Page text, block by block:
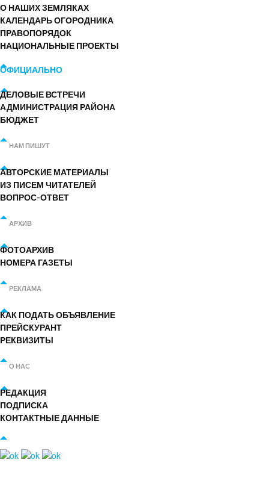
О НАШИХ ЗЕМЛЯКАХ
КАЛЕНДАРЬ ОГОРОДНИКА
ПРАВОПОРЯДОК
НАЦИОНАЛЬНЫЕ ПРОЕКТЫ
ОФИЦИАЛЬНО
ДЕЛОВЫЕ ВСТРЕЧИ
АДМИНИСТРАЦИЯ РАЙОНА
БЮДЖЕТ
НАМ ПИШУТ
АВТОРСКИЕ МАТЕРИАЛЫ
ИЗ ПИСЕМ ЧИТАТЕЛЕЙ
ВОПРОС-ОТВЕТ
АРХИВ
ФОТОАРХИВ
НОМЕРА ГАЗЕТЫ
РЕКЛАМА
КАК ПОДАТЬ ОБЪЯВЛЕНИЕ
ПРЕЙСКУРАНТ
РЕКВИЗИТЫ
О НАС
РЕДАКЦИЯ
ПОДПИСКА
КОНТАКТНЫЕ ДАННЫЕ